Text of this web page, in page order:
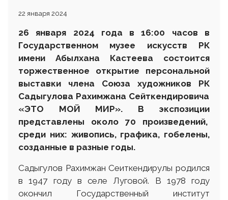
22 января 2024
26 января 2024 года в 16:00 часов в
Государственном музее искусств РК
имени Абылхана Кастеева состоится
торжественное открытие персональной
выставки члена Союза художников РК
Садыгулова Рахимжана Сейткендировича
«ЭТО МОЙ МИР». В экспозиции
представлены около 70 произведений,
среди них: живопись, графика, гобелены,
созданные в разные годы.
Садыгулов Рахимжан Сеиткендирулы родился
в 1947 году в селе Луговой. В 1978 году
окончил Государственный институт